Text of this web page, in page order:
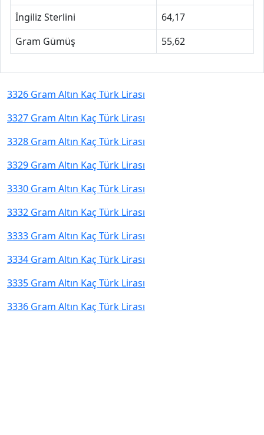
İngiliz Sterlini
64,17
Gram Gümüş
55,62
3326 Gram Altın Kaç Türk Lirası
3327 Gram Altın Kaç Türk Lirası
3328 Gram Altın Kaç Türk Lirası
3329 Gram Altın Kaç Türk Lirası
3330 Gram Altın Kaç Türk Lirası
3332 Gram Altın Kaç Türk Lirası
3333 Gram Altın Kaç Türk Lirası
3334 Gram Altın Kaç Türk Lirası
3335 Gram Altın Kaç Türk Lirası
3336 Gram Altın Kaç Türk Lirası